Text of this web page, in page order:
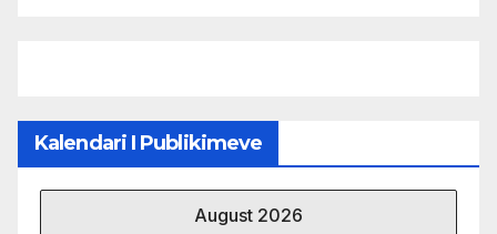
Kalendari I Publikimeve
August 2026